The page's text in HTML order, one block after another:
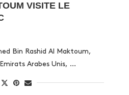
VISITE LE
Bin Rashid Al Maktoum,
Arabes Unis, …